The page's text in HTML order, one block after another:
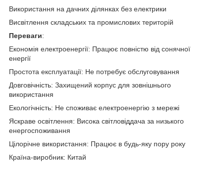
Використання на дачних ділянках без електрики
Висвітлення складських та промислових територій
Переваги:
Економія електроенергії: Працює повністю від сонячної
енергії
Простота експлуатації: Не потребує обслуговування
Довговічність: Захищений корпус для зовнішнього
використання
Екологічність: Не споживає електроенергію з мережі
Яскраве освітлення: Висока світловіддача за низького
енергоспоживання
Цілорічне використання: Працює в будь-яку пору року
Країна-виробник: Китай